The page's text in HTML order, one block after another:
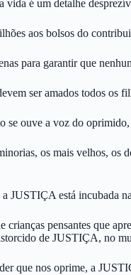
é um detalhe
aos bolsos do
para garantir que
ser amados todos os
ouve a voz do
os mais velhos, os
JUSTIÇA está incubada
pensantes que
de JUSTIÇA, no
que nos oprime, a